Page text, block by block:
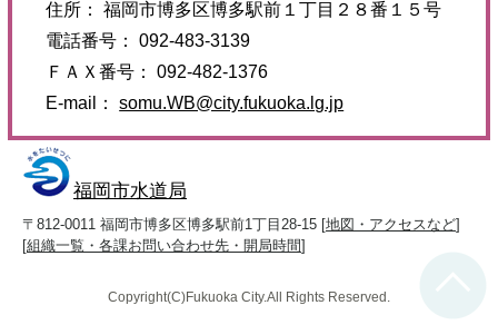
住所： 福岡市博多区博多駅前１丁目２８番１５号
電話番号： 092-483-3139
ＦＡＸ番号： 092-482-1376
E-mail：somu.WB@city.fukuoka.lg.jp
福岡市水道局
〒812-0011 福岡市博多区博多駅前1丁目28-15 [地図・アクセスなど]
[組織一覧・各課お問い合わせ先・開局時間]
Copyright(C)Fukuoka City.All Rights Reserved.